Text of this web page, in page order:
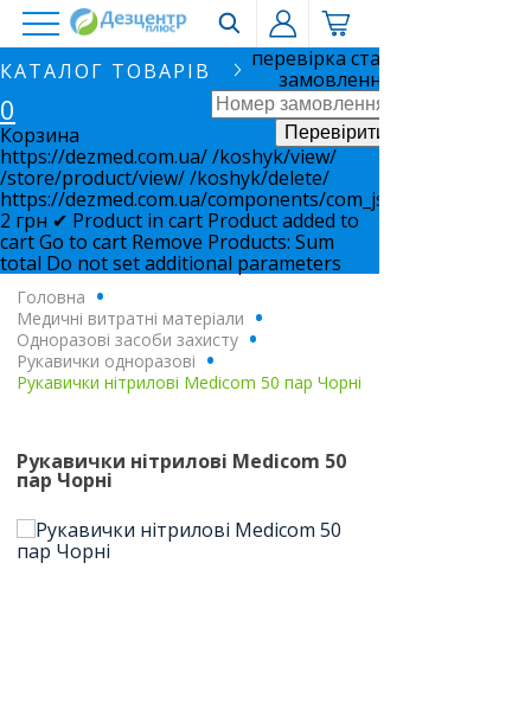
КАТАЛОГ ТОВАРІВ
перевірка статусу
замовлення
0
Корзина
https://dezmed.com.ua//koshyk/view/
/store/product/view//koshyk/delete/
https://dezmed.com.ua/components/com_jshopping/files/
2 грн ✔ Product in cart Product added to
cartGo to cart Remove Products: Sum
total Do not set additional parameters
Головна
.
Медичні витратні матеріали
.
Одноразові засоби захисту .
Рукавички одноразові
.
Рукавички нітрилові Medicom 50 пар Чорні
Рукавички нітрилові Medicom 50
пар Чорні